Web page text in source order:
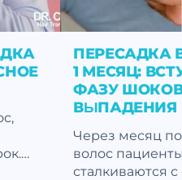
ПЕРЕСАДКА
1 МЕСЯЦ:
ФАЗУ
ВЫПАДЕНИЯ
Через месяц
волос
сталкиваются